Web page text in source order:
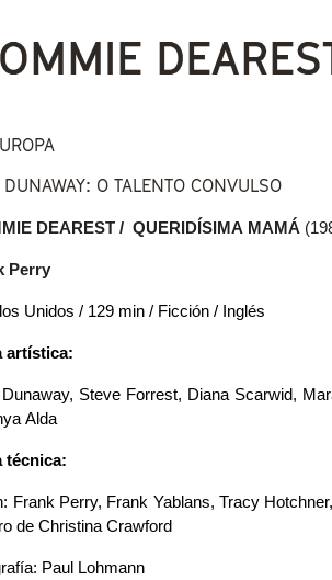
está aquí
DUNAWAY: O TALENTO CONVULSO
DEAREST /  QUERIDÍSIMA MAMÁ
Perry
Unidos / 129 min / Ficción / Inglés
artística:
Dunaway, Steve Forrest, Diana Scarwid,
Alda
técnica:
Frank Perry, Frank Yablans, Tracy
de Christina Crawford
Paul Lohmann